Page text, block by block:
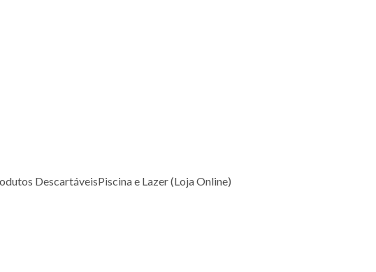
DescartáveisPiscina e Lazer (Loja Online)